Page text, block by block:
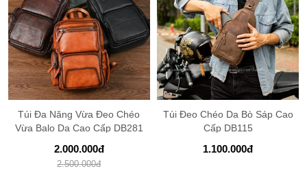
Túi Đa Năng Vừa Đeo Chéo
Vừa Balo Da Cao Cấp DB281
2.000.000đ
2.500.000đ
Túi Đeo Chéo Da Bò Sáp Cao
Cấp DB115
1.100.000đ